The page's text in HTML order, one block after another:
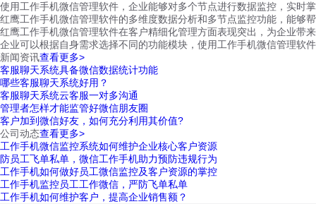
使用工作手机微信管理软件，企业能够对多个节点进行数据监控，实时
红鹰工作手机微信管理软件的多维度数据分析和多节点监控功能，能够
红鹰工作手机微信管理软件在客户精细化管理方面表现突出，为企业带
企业可以根据自身需求选择不同的功能模块，使用工作手机微信管理软
新闻资讯查看更多>
客服聊天系统具备微信数据统计功能
哪些客服聊天系统好用？
客服聊天系统云客服一对多沟通
管理者怎样才能监管好微信朋友圈
客户加到微信好友，如何充分利用其价值?
公司动态查看更多>
工作手机微信监控系统如何维护企业核心客户资源
防员工飞单私单，微信工作手机助力预防违规行为
工作手机如何做好员工微信监控及客户资源的掌控
工作手机监控员工工作微信，严防飞单私单
工作手机如何维护客户，提高企业销售额？